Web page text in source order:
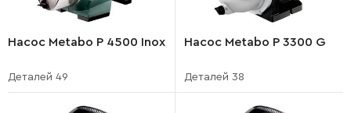
Насос Metabo P 4500 Inox
Деталей 49
Насос Metabo P 3300 G
Деталей 38